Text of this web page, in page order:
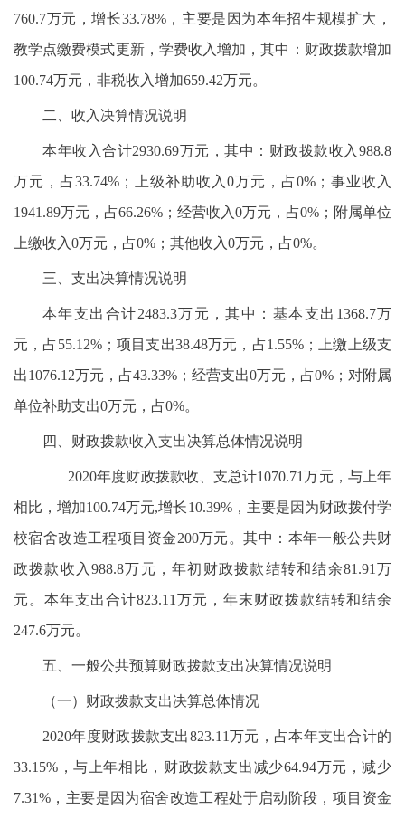
760.7万元，增长33.78%，主要是因为本年招生规模扩大，
教学点缴费模式更新，学费收入增加，其中：财政拨款增加
100.74万元，非税收入增加659.42万元。
二、收入决算情况说明
本年收入合计2930.69万元，其中：财政拨款收入988.8
万元，占33.74%；上级补助收入0万元，占0%；事业收入
1941.89万元，占66.26%；经营收入0万元，占0%；附属单位
上缴收入0万元，占0%；其他收入0万元，占0%。
三、支出决算情况说明
本年支出合计2483.3万元，其中：基本支出1368.7万
元，占55.12%；项目支出38.48万元，占1.55%；上缴上级支
出1076.12万元，占43.33%；经营支出0万元，占0%；对附属
单位补助支出0万元，占0%。
四、财政拨款收入支出决算总体情况说明
2020年度财政拨款收、支总计1070.71万元，与上年
相比，增加100.74万元,增长10.39%，主要是因为财政拨付学
校宿舍改造工程项目资金200万元。其中：本年一般公共财
政拨款收入988.8万元，年初财政拨款结转和结余81.91万
元。本年支出合计823.11万元，年末财政拨款结转和结余
247.6万元。
五、一般公共预算财政拨款支出决算情况说明
（一）财政拨款支出决算总体情况
2020年度财政拨款支出823.11万元，占本年支出合计的
33.15%，与上年相比，财政拨款支出减少64.94万元，减少
7.31%，主要是因为宿舍改造工程处于启动阶段，项目资金